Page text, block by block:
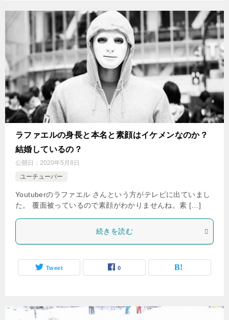
ラファエルの身長と本名と素顔はイケメンなのか？
結婚しているの？
公開日： 2020年5月8日
ユーチューバー
Youtuberのラファエル さんという方がテレビに出ていまし
た。 覆面被っているので素顔がわかりませんね。素 […]
続きを読む
Tweet 0